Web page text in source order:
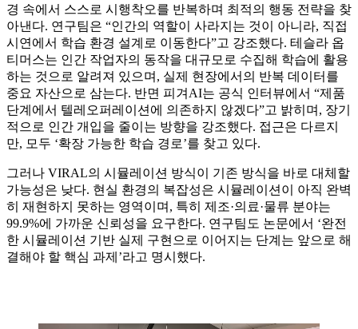
경 속에서 스스로 시행착오를 반복하며 최적의 행동 전략을 찾
아낸다. 연구팀은 “인간의 역할이 사라지는 것이 아니라, 직접
시연에서 학습 환경 설계로 이동한다”고 강조했다. 테슬라 옵
티머스는 인간 작업자의 동작을 대규모로 수집해 학습에 활용
하는 것으로 알려져 있으며, 실제 현장에서의 반복 데이터를
중요 자산으로 삼는다. 반면 피겨AI는 공식 인터뷰에서 “제품
단계에서 텔레오퍼레이션에 의존하지 않겠다”고 밝히며, 장기
적으로 인간 개입을 줄이는 방향을 강조했다. 접근은 다르지
만, 모두 ‘확장 가능한 학습 경로’를 찾고 있다.
그러나 VIRAL의 시뮬레이션 방식이 기존 방식을 바로 대체할
가능성은 낮다. 현실 환경의 복잡성은 시뮬레이션이 아직 완벽
히 재현하지 못하는 영역이며, 특히 제조·의료·물류 분야는
99.9%에 가까운 신뢰성을 요구한다. 연구팀도 논문에서 ‘완전
한 시뮬레이션 기반 실제 구현으로 이어지는 단계는 앞으로 해
결해야 할 핵심 과제’라고 명시했다.